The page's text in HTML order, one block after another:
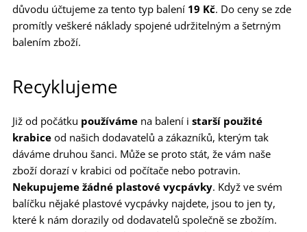
důvodu účtujeme za tento typ balení 19 Kč. Do ceny se zde
promítly veškeré náklady spojené udržitelným a šetrným
balením zboží.
Recyklujeme
Již od počátku používáme na balení i starší použité
krabice od našich dodavatelů a zákazníků, kterým tak
dáváme druhou šanci. Může se proto stát, že vám naše
zboží dorazí v krabici od počítače nebo potravin.
Nekupujeme žádné plastové vycpávky. Když ve svém
balíčku nějaké plastové vycpávky najdete, jsou to jen ty,
které k nám dorazily od dodavatelů společně se zbožím.